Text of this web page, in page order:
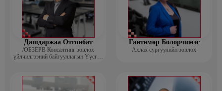
Дашдаржаа Отгонбат
/ОБЗЕРВ Консалтинг зөвлөх
үйлчилгээний байгууллагын Үүсгэн
Гантөмөр Болорчимэг
Ахлах сургуулийн зөвлөх